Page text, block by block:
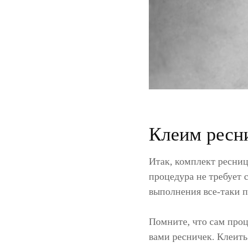
Клеим
Итак, комплект
процедура не требует
выполнения все-таки
Помните, что сам
вами ресничек.